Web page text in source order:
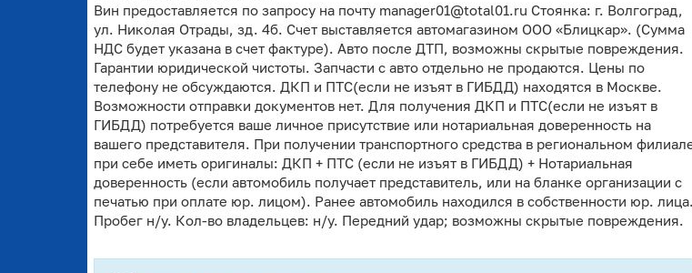
Вин предоставляется по запросу на почту manager01@total01.ru Стоянка: г. Волгоград,
ул. Николая Отрады, зд. 4б. Счет выставляется автомагазином ООО «Блицкар». (Сумма
НДС будет указана в счет фактуре). Авто после ДТП, возможны скрытые повреждения.
Гарантии юридической чистоты. Запчасти с авто отдельно не продаются. Цены по
телефону не обсуждаются. ДКП и ПТС(если не изъят в ГИБДД) находятся в Москве.
Возможности отправки документов нет. Для получения ДКП и ПТС(если не изъят в
ГИБДД) потребуется ваше личное присутствие или нотариальная доверенность на
вашего представителя. При получении транспортного средства в региональном
при себе иметь оригиналы: ДКП + ПТС (если не изъят в ГИБДД) + Нотариальная
доверенность (если автомобиль получает представитель, или на бланке организации с
печатью при оплате юр. лицом). Ранее автомобиль находился в собственности юр. лица.
Пробег н/у. Кол-во владельцев: н/у. Передний удар; возможны скрытые повреждения.